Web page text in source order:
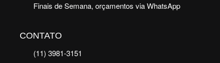
CONTATO
(11) 3981-3151
Finais de Semana, orçamentos via WhatsApp